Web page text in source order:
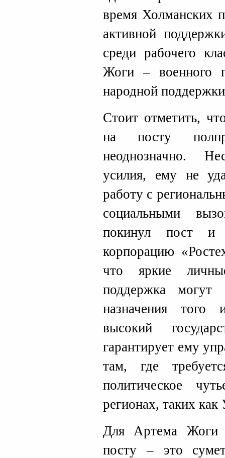
время Холманских
активной
среди рабочего
Жоги – военного
народной
Стоит отметить,
на посту
неоднозначно.
усилия, ему не
работу с
социальными
покинул пост
корпорацию
что яркие
поддержка могут
назначения того
высокий
гарантирует ему
там, где
политическое
регионах, таких
Для Артема Жоги
посту – это